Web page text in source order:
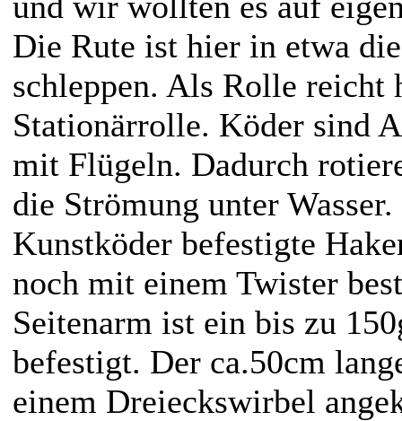
Die Rute ist hier in etwa
schleppen. Als Rolle reicht
Stationärrolle. Köder sind
mit Flügeln. Dadurch
die Strömung unter
Kunstköder befestigte
noch mit einem Twister
Seitenarm ist ein bis zu
befestigt. Der ca.50cm
einem Dreieckswirbel